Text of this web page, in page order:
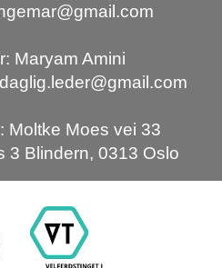
Maryam Amini
Moltke Moes vei 33
3 Blindern, 0313 Oslo